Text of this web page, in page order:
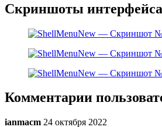
Скриншоты интерфейса
Комментарии
ianmacm 24 октября 2022